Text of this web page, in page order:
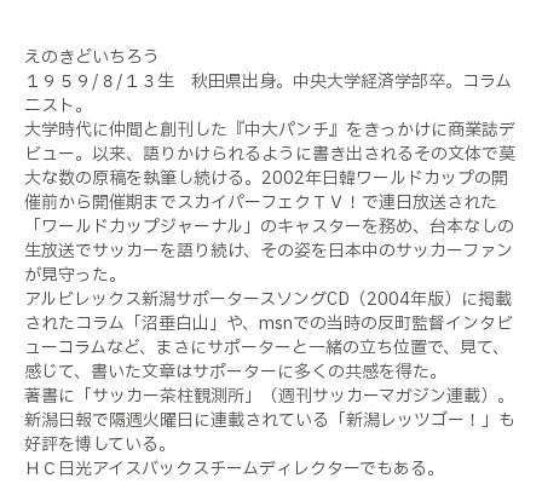
えのきどいちろう
１９５９/８/１３生 秋田県出身。中央大学経済学部卒。コラム
ニスト。
大学時代に仲間と創刊した『中大パンチ』をきっかけに商業誌デ
ビュー。以来、語りかけられるように書き出されるその文体で莫
大な数の原稿を執筆し続ける。2002年日韓ワールドカップの開
催前から開催期までスカイパーフェクＴＶ！で連日放送された
「ワールドカップジャーナル」のキャスターを務め、台本なしの
生放送でサッカーを語り続け、その姿を日本中のサッカーファン
が見守った。
アルビレックス新潟サポータースソングCD（2004年版）に掲載
されたコラム「沼垂白山」や、msnでの当時の反町監督インタビ
ューコラムなど、まさにサポーターと一緒の立ち位置で、見て、
感じて、書いた文章はサポーターに多くの共感を得た。
著書に「サッカー茶柱観測所」（週刊サッカーマガジン連載）。
新潟日報で隔週火曜日に連載されている「新潟レッツゴー！」も
好評を博している。
ＨＣ日光アイスバックスチームディレクターでもある。